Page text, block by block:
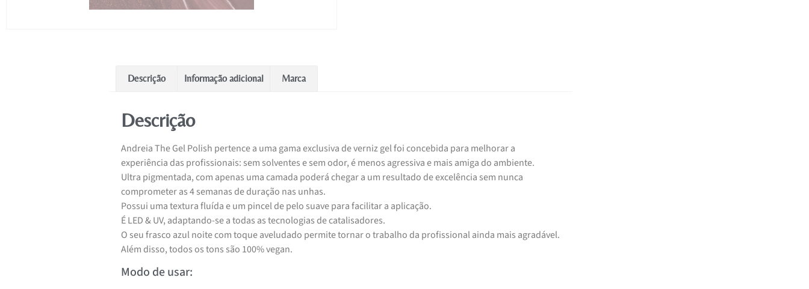
Descrição Informação adicional Marca
Descrição
Andreia The Gel Polish pertence a uma gama exclusiva de verniz gel foi concebida para melhorar a
experiência das profissionais: sem solventes e sem odor, é menos agressiva e mais amiga do ambiente.
Ultra pigmentada, com apenas uma camada poderá chegar a um resultado de excelência sem nunca
comprometer as 4 semanas de duração nas unhas.
Possui uma textura fluída e um pincel de pelo suave para facilitar a aplicação.
É LED & UV, adaptando-se a todas as tecnologias de catalisadores.
O seu frasco azul noite com toque aveludado permite tornar o trabalho da profissional ainda mais agradável.
Além disso, todos os tons são 100% vegan.
Modo de usar: